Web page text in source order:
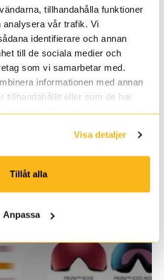
tillhandahålla funktioner
vår trafik. Vi
identifierare och annan
till de sociala medier och
som vi samarbetar med.
informationen med annan
tillhandahållit eller som de har
deras tjänster.
Visa detaljer
Tillåt alla
Anpassa